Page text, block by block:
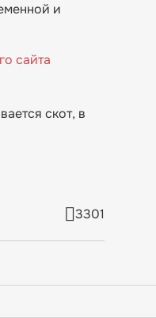
и
сайта
скот, в
3301